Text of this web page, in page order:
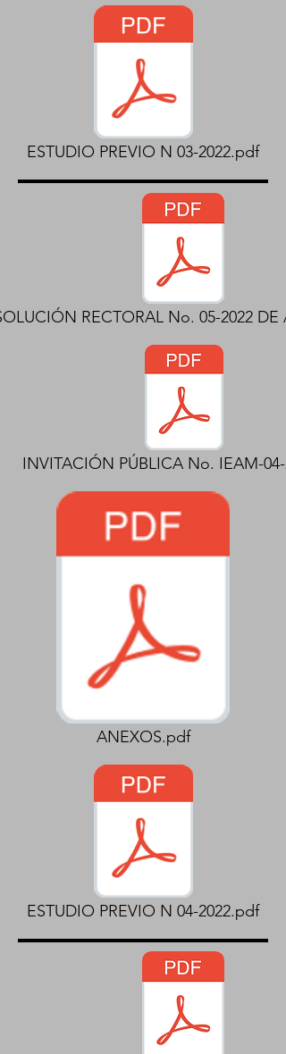
ESTUDIO PREVIO N 03-2022.pdf
RECTORAL No. 05-2022 DE
INVITACIÓN PÚBLICA No. IEAM-04-
ANEXOS.pdf
ESTUDIO PREVIO N 04-2022.pdf